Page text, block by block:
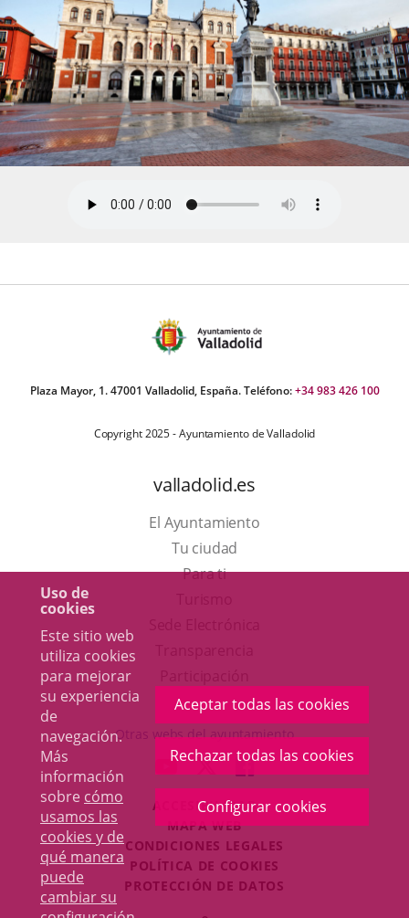
Uso de
cookies
Este sitio web
utiliza cookies
para mejorar
su experiencia
de
navegación.
Más
información
sobre cómo
usamos las
cookies y de
qué manera
puede
cambiar su
Aceptar todas las cookies
Rechazar todas las cookies
Configurar cookies
Plaza Mayor, 1. 47001 Valladolid, España. Teléfono:+34 983 426 100
Copyright 2025 - Ayuntamiento de Valladolid
valladolid.es
El Ayuntamiento
Tu ciudad
Para ti
en
una
ventana
nueva.
aplicación
externa.
Otras webs del ayuntamiento
ENLACE
A
UNA
APLICACIÓN
EXTERNA.
ENLACE
A
UNA
APLICACIÓN
EXTERNA.
ENLACE
A
UNA
EXTERNA.
ACCESIBILIDAD
MAPA WEB
CONDICIONES LEGALES
POLÍTICA DE COOKIES
PROTECCIÓN DE DATOS